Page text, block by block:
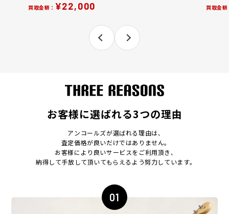
買取金額： ¥22,000 買取金額
お客様に選ばれる3つの理由
アンコールズが選ばれる理由は､
査定価格が良いだけではありません｡
お客様により良いサービスをご利用頂き､
納得して手放して頂いてもらえるよう努力しています｡
01